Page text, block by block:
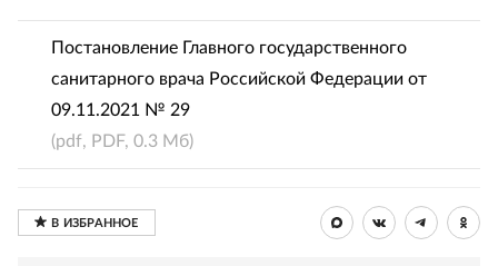
Постановление Главного государственного
санитарного врача Российской Федерации от
09.11.2021 № 29
(pdf, PDF, 0.3 Мб)